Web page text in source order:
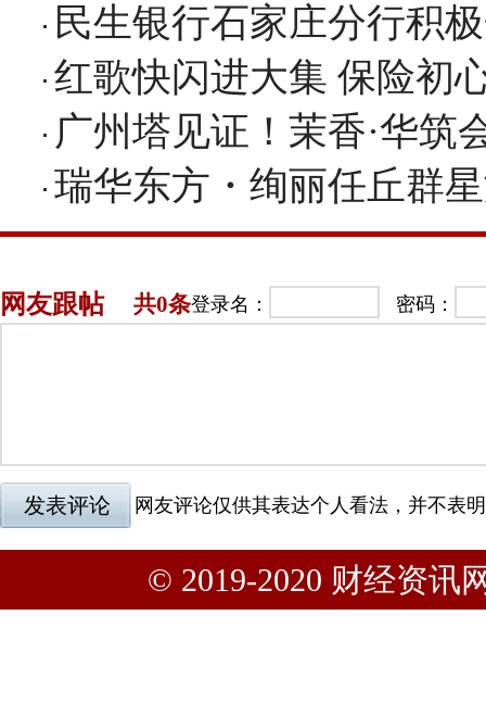
民生银行石家庄分行积
红歌快闪进大集 保险
广州塔见证！茉香·华筑
瑞华东方・绚丽任丘群
© 2019-2020 财经资讯